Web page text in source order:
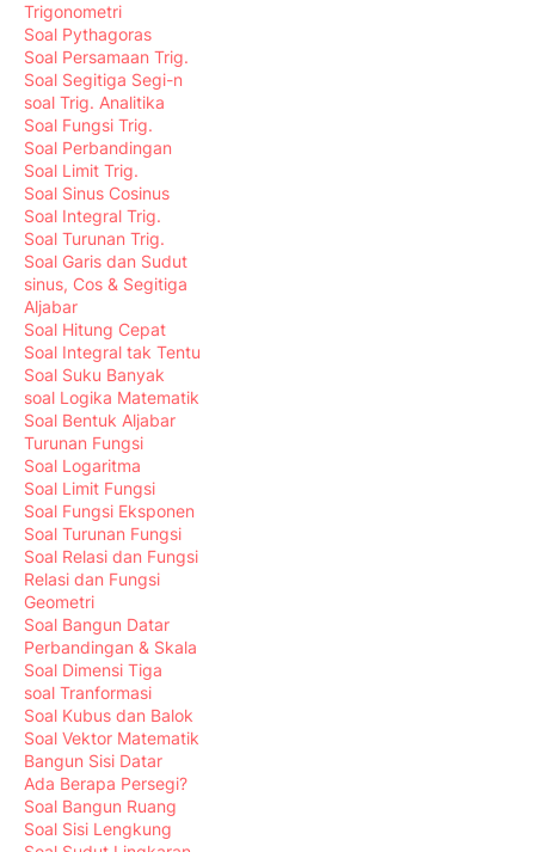
Trigonometri
Soal Pythagoras
Soal Persamaan Trig.
Soal Segitiga Segi-n
soal Trig. Analitika
Soal Fungsi Trig.
Soal Perbandingan
Soal Limit Trig.
Soal Sinus Cosinus
Soal Integral Trig.
Soal Turunan Trig.
Soal Garis dan Sudut
sinus, Cos & Segitiga
Aljabar
Soal Hitung Cepat
Soal Integral tak Tentu
Soal Suku Banyak
soal Logika Matematik
Soal Bentuk Aljabar
Turunan Fungsi
Soal Logaritma
Soal Limit Fungsi
Soal Fungsi Eksponen
Soal Turunan Fungsi
Soal Relasi dan Fungsi
Relasi dan Fungsi
Geometri
Soal Bangun Datar
Perbandingan & Skala
Soal Dimensi Tiga
soal Tranformasi
Soal Kubus dan Balok
Soal Vektor Matematik
Bangun Sisi Datar
Ada Berapa Persegi?
Soal Bangun Ruang
Soal Sisi Lengkung